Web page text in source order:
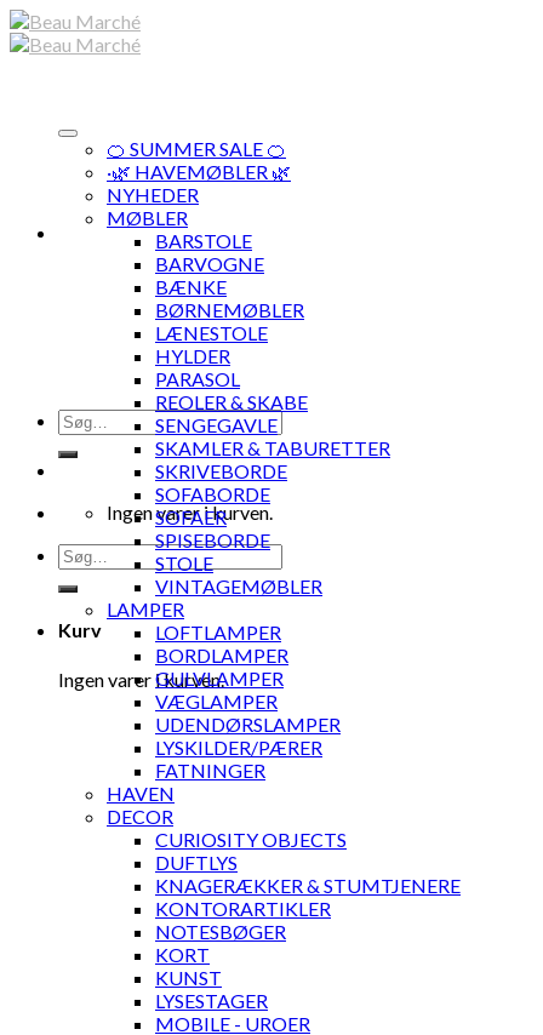
Skip
to
Søg
efter:
Ingen varer i kurven.
Søg
efter:
Kurv
Ingen varer i kurven.
🍊 SUMMER SALE 🍊
·🌿 HAVEMØBLER 🌿
NYHEDER
MØBLER
BARSTOLE
BARVOGNE
BÆNKE
BØRNEMØBLER
LÆNESTOLE
HYLDER
PARASOL
REOLER & SKABE
SENGEGAVLE
SKAMLER & TABURETTER
SKRIVEBORDE
SOFABORDE
SOFAER
SPISEBORDE
STOLE
VINTAGEMØBLER
LAMPER
LOFTLAMPER
BORDLAMPER
GULVLAMPER
VÆGLAMPER
UDENDØRSLAMPER
LYSKILDER/PÆRER
FATNINGER
HAVEN
DECOR
CURIOSITY OBJECTS
DUFTLYS
KNAGERÆKKER & STUMTJENERE
KONTORARTIKLER
NOTESBØGER
KORT
KUNST
LYSESTAGER
MOBILE - UROER